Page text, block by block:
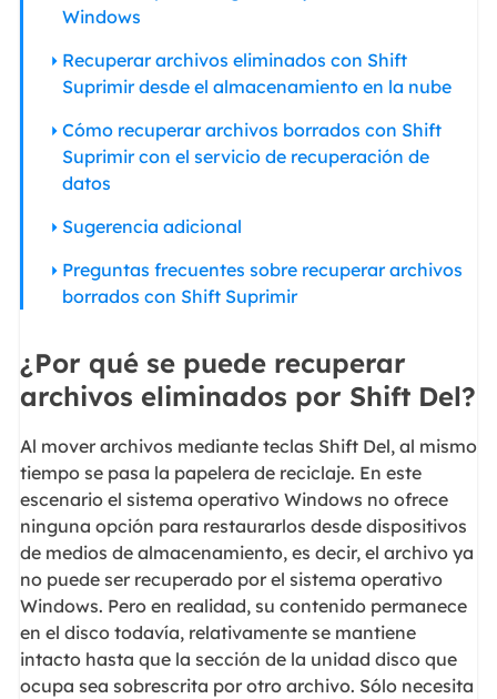
Windows
Recuperar archivos eliminados con Shift
Suprimir desde el almacenamiento en la nube
Cómo recuperar archivos borrados con Shift
Suprimir con el servicio de recuperación de
datos
Sugerencia adicional
Preguntas frecuentes sobre recuperar archivos
borrados con Shift Suprimir
¿Por qué se puede recuperar
archivos eliminados por Shift Del?
Al mover archivos mediante teclas Shift Del, al mismo
tiempo se pasa la papelera de reciclaje. En este
escenario el sistema operativo Windows no ofrece
ninguna opción para restaurarlos desde dispositivos
de medios de almacenamiento, es decir, el archivo ya
no puede ser recuperado por el sistema operativo
Windows. Pero en realidad, su contenido permanece
en el disco todavía, relativamente se mantiene
intacto hasta que la sección de la unidad disco que
ocupa sea sobrescrita por otro archivo. Sólo necesita